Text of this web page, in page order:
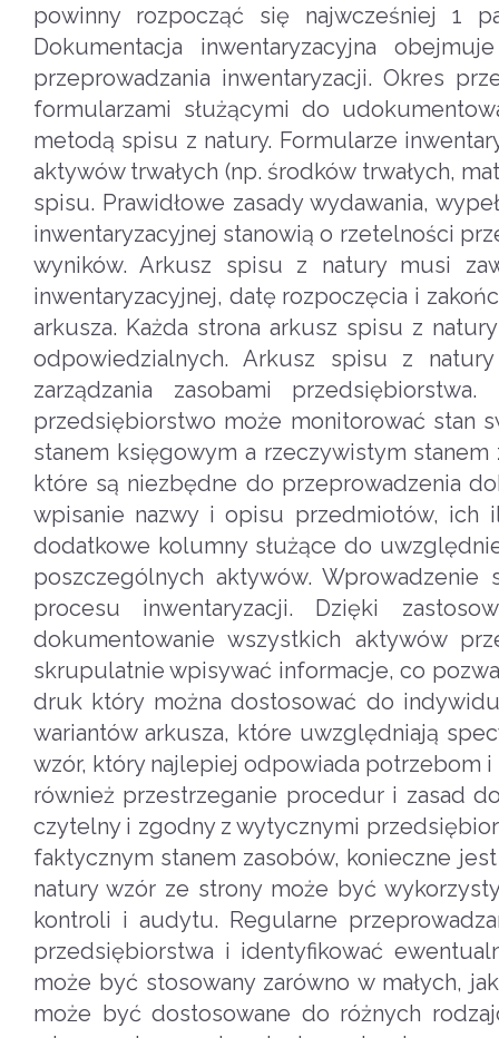
powinny rozpocząć się najwcześniej 1
Dokumentacja inwentaryzacyjna
przeprowadzania inwentaryzacji. Okres
formularzami służącymi do
metodą spisu z natury. Formularze
aktywów trwałych (np. środków trwałych,
spisu. Prawidłowe zasady wydawania,
inwentaryzacyjnej stanowią o rzetelności
wyników. Arkusz spisu z natury musi
inwentaryzacyjnej, datę rozpoczęcia i
arkusza. Każda strona arkusz spisu z
odpowiedzialnych. Arkusz spisu z
zarządzania zasobami
przedsiębiorstwo może monitorować stan
stanem księgowym a rzeczywistym
które są niezbędne do przeprowadzenia
wpisanie nazwy i opisu przedmiotów, ich
dodatkowe kolumny służące do
poszczególnych aktywów.
procesu inwentaryzacji. Dzięki
dokumentowanie wszystkich aktywów
skrupulatnie wpisywać informacje, co
druk który można dostosować do
wariantów arkusza, które uwzględniają
wzór, który najlepiej odpowiada potrzebom i
również przestrzeganie procedur i zasad
czytelny i zgodny z wytycznymi
faktycznym stanem zasobów, konieczne
natury wzór ze strony może być
kontroli i audytu. Regularne
przedsiębiorstwa i identyfikować
może być stosowany zarówno w małych,
może być dostosowane do różnych